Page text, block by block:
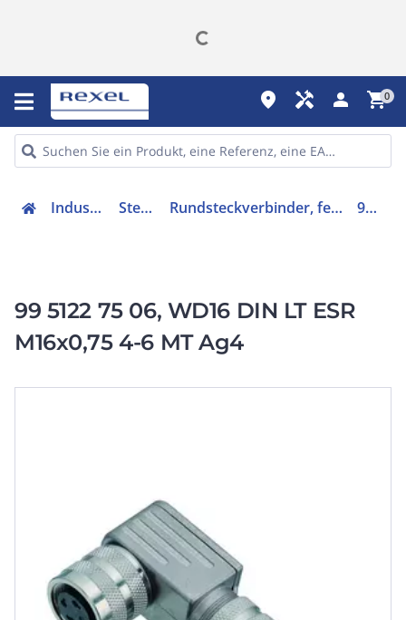
place handyman person shopping_cart0
Industriekomponenten Steckverbindung Rundsteckverbinder, feldkonfektionierbar (Industriesteckverbinder) 99 5122 75 06
99 5122 75 06, WD16 DIN LT ESR
M16x0,75 4-6 MT Ag4